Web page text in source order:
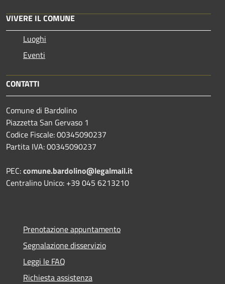
VIVERE IL COMUNE
Luoghi
Eventi
CONTATTI
Comune di Bardolino
Piazzetta San Gervaso 1
Codice Fiscale: 00345090237
Partita IVA: 00345090237
PEC:comune.bardolino@legalmail.it
Centralino Unico: +39 045 6213210
Prenotazione appuntamento
Segnalazione disservizio
Leggi le FAQ
Richiesta assistenza